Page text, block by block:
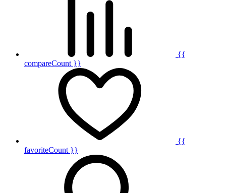
{{
compareCount }}
{{
favoriteCount }}